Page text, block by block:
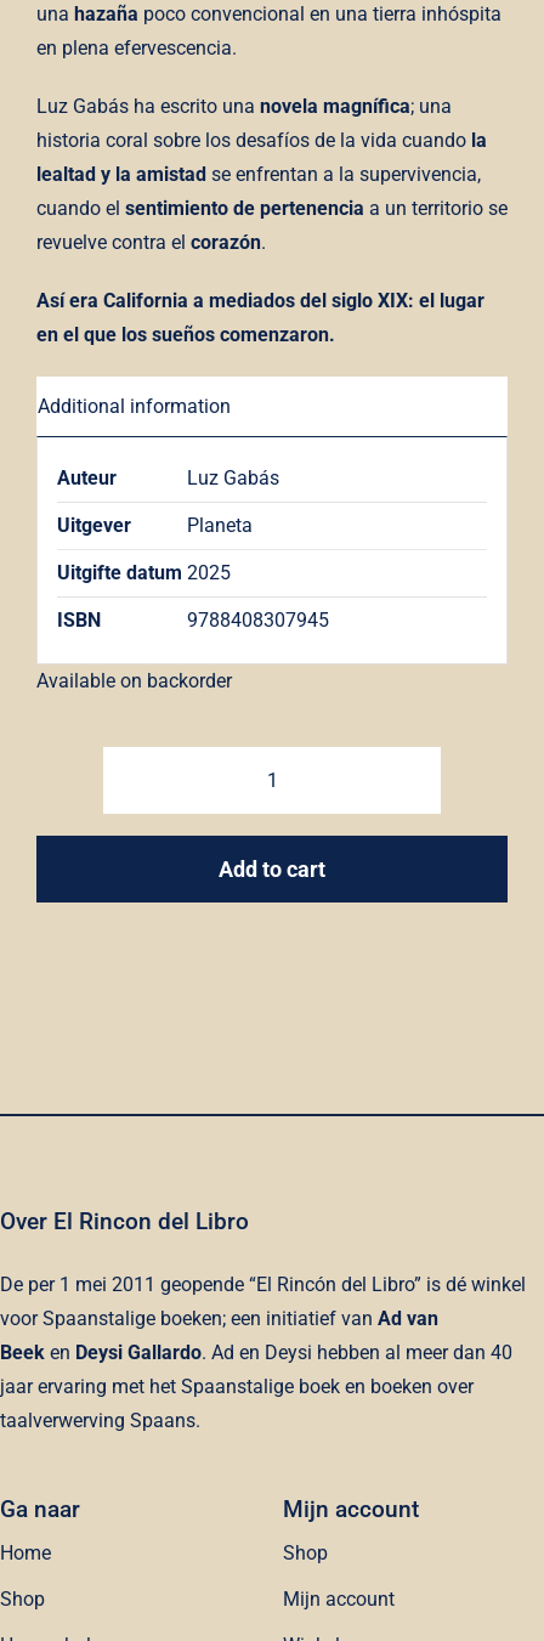
una hazaña poco convencional en una tierra inhóspita
en plena efervescencia.
Luz Gabás ha escrito una novela magnífica; una
historia coral sobre los desafíos de la vida cuando la
lealtad y la amistad se enfrentan a la supervivencia,
cuando el sentimiento de pertenencia a un territorio se
revuelve contra el corazón.
Así era California a mediados del siglo XIX: el lugar
en el que los sueños comenzaron.
Additional information
Auteur Luz Gabás
Uitgever Planeta
Uitgifte datum 2025
ISBN 9788408307945
Available on backorder
Corazón
oro
Add to cart
Over El Rincon del Libro
De per 1 mei 2011 geopende “El Rincón del Libro” is dé winkel
voor Spaanstalige boeken; een initiatief van Ad van
Beeken Deysi Gallardo. Ad en Deysi hebben al meer dan 40
jaar ervaring met het Spaanstalige boek en boeken over
taalverwerving Spaans.
Ga naar
Home
Shop
Mijn account
Shop
Mijn account